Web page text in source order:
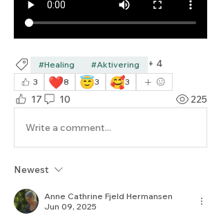
#Healing #Aktivering + 4
3 ❤️8 😇3 🥰3
17 10 225
Write a comment...
Newest
Anne Cathrine Fjeld Hermansen
Jun 09, 2025